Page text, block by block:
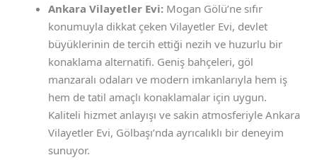
Ankara Vilayetler Evi: Mogan Gölü’ne sıfır
konumuyla dikkat çeken Vilayetler Evi, devlet
büyüklerinin de tercih ettiği nezih ve huzurlu bir
konaklama alternatifi. Geniş bahçeleri, göl
manzaralı odaları ve modern imkanlarıyla hem iş
hem de tatil amaçlı konaklamalar için uygun.
Kaliteli hizmet anlayışı ve sakin atmosferiyle Ankara
Vilayetler Evi, Gölbaşı’nda ayrıcalıklı bir deneyim
sunuyor.